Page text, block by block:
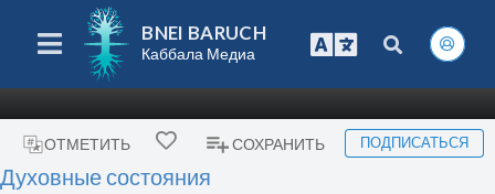
BNEI BARUCH
Каббала Медиа
ОТМЕТИТЬ СОХРАНИТЬ ПОДПИСАТЬСЯ
Духовные состояния